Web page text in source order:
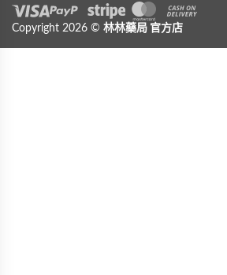
Visa PayPalStripe MasterCardCash On
Copyright 2026 © 林林藥局 官方店